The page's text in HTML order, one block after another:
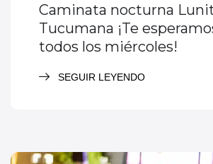
Caminata nocturna
Tucumana ¡Te
todos los miércoles!
SEGUIR LEYENDO